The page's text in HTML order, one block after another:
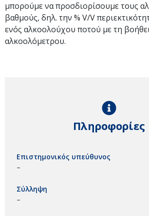
μπορούμε να προσδιορίσουμε τους
βαθμούς, δηλ. την % V/V
ενός αλκοολούχου ποτού με τη
αλκοολόμετρου.
Πληροφορίες
Επιστημονικός υπεύθυνος
–
Σύλληψη
–